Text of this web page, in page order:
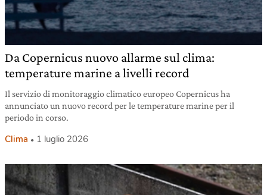
Da Copernicus nuovo allarme sul clima:
temperature marine a livelli record
Il servizio di monitoraggio climatico europeo Copernicus ha
annunciato un nuovo record per le temperature marine per il
periodo in corso.
Clima 1 luglio 2026